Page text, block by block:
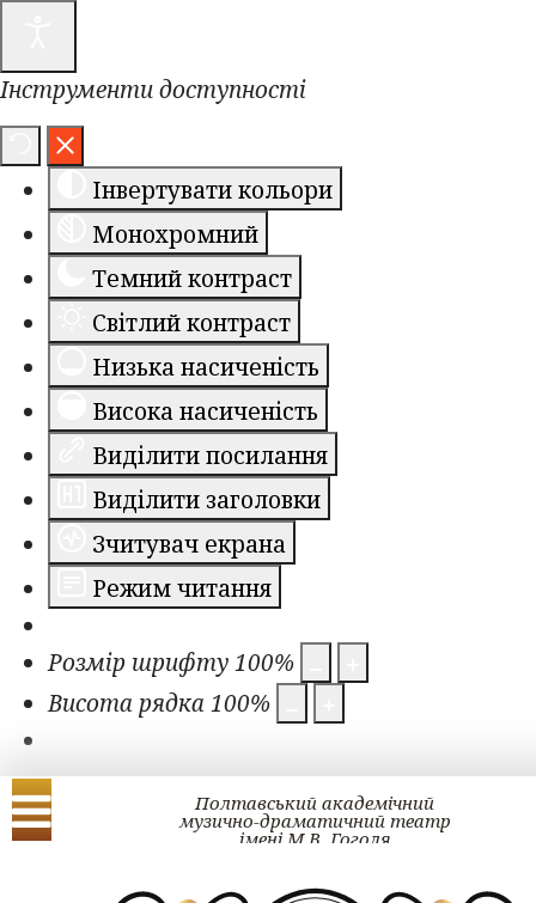
Інструменти доступності
Інвертувати кольори
Монохромний
Темний контраст
Світлий контраст
Низька насиченість
Висока насиченість
Виділити посилання
Виділити заголовки
Зчитувач екрана
Режим читання
Розмір шрифту100%
Висота рядка100%
Полтавський академічний
музично-драматичний театр
імені М.В. Гоголя